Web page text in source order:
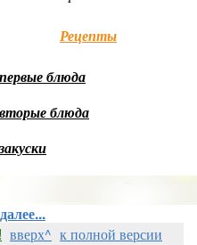
Рецепты
первые блюда
вторые блюда
закуски
вверх^ к полной версии